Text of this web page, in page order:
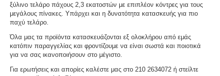
ξύλινο τελάρο πάχους 2,3 εκατοστών με επιπλέον κόντρες για τους
μεγάλους πίνακες. Υπάρχει και η δυνατότητα κατασκευής για πιο
παχύ τελάρο.
Όλα μας τα προϊόντα κατασκευάζονται εξ ολοκλήρου από εμάς
κατόπιν παραγγελίας και φροντίζουμε να είναι σωστά και ποιοτικά
για να σας ικανοποιήσουν στο μέγιστο.
Για ερωτήσεις και απορίες καλέστε μας στο 210 2634072 ή στείλτε